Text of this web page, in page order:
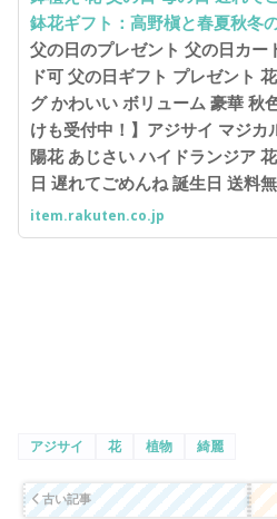
鉢花ギフト：高野槇と春夏秋冬
父の日のプレゼント 父の日カー
ド可 父の日ギフト プレゼント
グ かわいい ボリューム 豪華 秋
けも受付中！】アジサイ マジカ
陽花 あじさい ハイドランジア
日 遅れてごめんね 誕生日 送料
item.rakuten.co.jp
アジサイ 花 植物 綺麗
古い記事